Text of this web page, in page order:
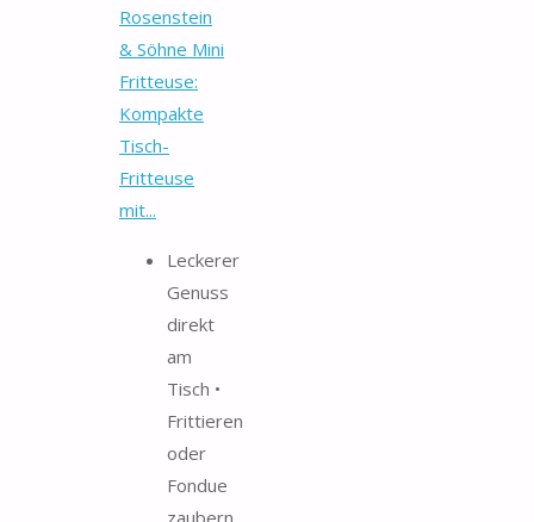
Rosenstein
& Söhne Mini
Fritteuse:
Kompakte
Tisch-
Fritteuse
mit...
Leckerer
Genuss
direkt
am
Tisch •
Frittieren
oder
Fondue
zaubern